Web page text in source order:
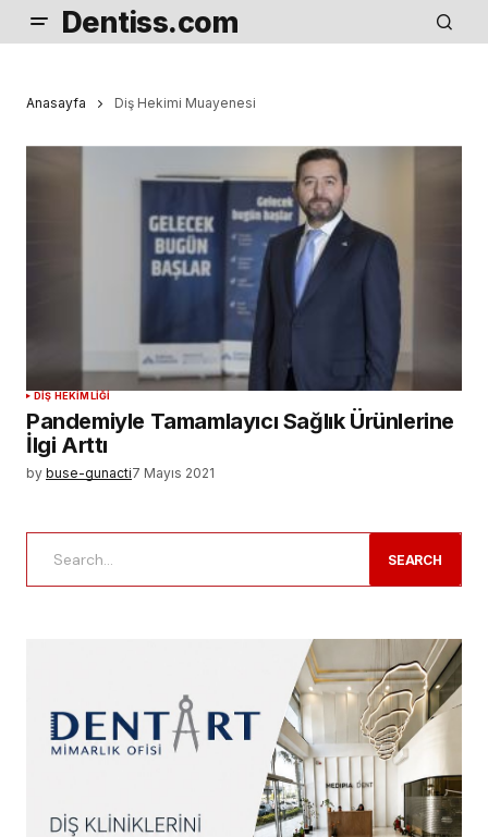
Dentiss.com
Anasayfa Diş Hekimi Muayenesi
DIŞ HEKIMLIĞI
Pandemiyle Tamamlayıcı Sağlık Ürünlerine
İlgi Arttı
by buse-gunacti7 Mayıs 2021
SEARCH